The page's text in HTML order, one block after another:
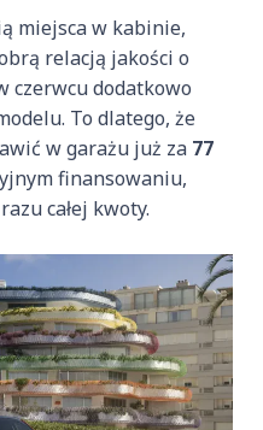
miejsca w kabinie,
relacją jakości o
czerwcu dodatkowo
To dlatego, że
w garażu już za 77
finansowaniu,
całej kwoty.